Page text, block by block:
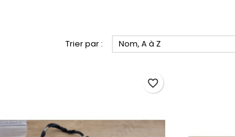
Trier par : Nom, A à Z
favorite_border